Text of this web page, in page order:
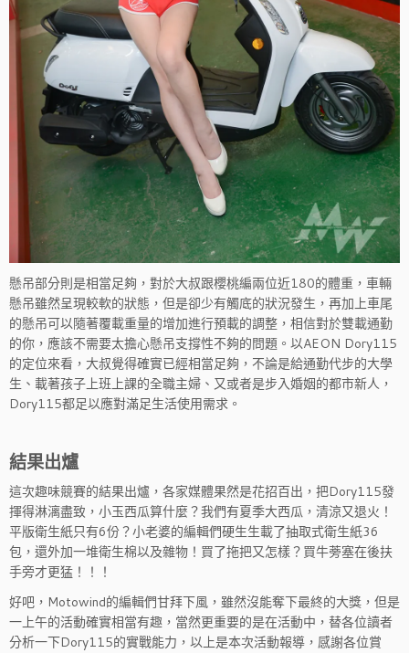
懸吊部分則是相當足夠，對於大叔跟櫻桃編兩位近180的體重，車輛
懸吊雖然呈現較軟的狀態，但是卻少有觸底的狀況發生，再加上車尾
的懸吊可以隨著覆載重量的增加進行預載的調整，相信對於雙載通勤
的你，應該不需要太擔心懸吊支撐性不夠的問題。以AEON Dory115
的定位來看，大叔覺得確實已經相當足夠，不論是給通勤代步的大學
生、載著孩子上班上課的全職主婦、又或者是步入婚姻的都市新人，
Dory115都足以應對滿足生活使用需求。
結果出爐
這次趣味競賽的結果出爐，各家媒體果然是花招百出，把Dory115發
揮得淋漓盡致，小玉西瓜算什麼？我們有夏季大西瓜，清涼又退火！
平版衛生紙只有6份？小老婆的編輯們硬生生載了抽取式衛生紙36
包，還外加一堆衛生棉以及雜物！買了拖把又怎樣？買牛蒡塞在後扶
手旁才更猛！！！
好吧，Motowind的編輯們甘拜下風，雖然沒能奪下最終的大獎，但是
一上午的活動確實相當有趣，當然更重要的是在活動中，替各位讀者
分析一下Dory115的實戰能力，以上是本次活動報導，感謝各位賞